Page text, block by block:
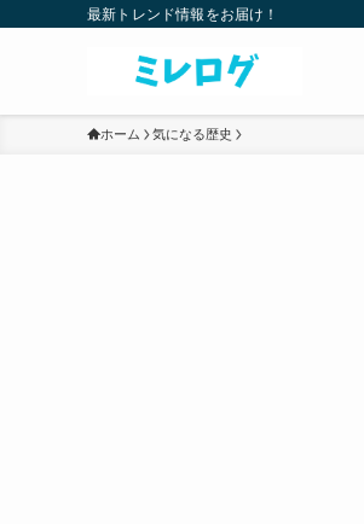
最新トレンド情報をお届け！
ホーム 気になる歴史